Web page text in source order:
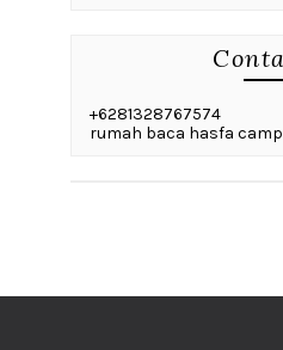
+6281328767574
rumah baca hasfa camp